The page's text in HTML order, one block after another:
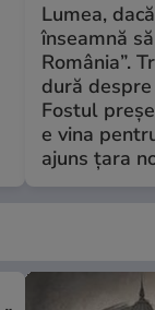
Lumea,
înseamnă
România”.
dură
Fostul
e vina
ajuns țara